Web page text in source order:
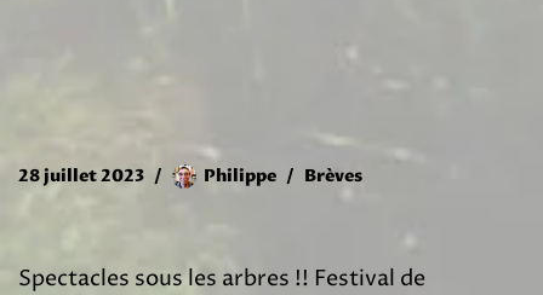
28 juillet 2023 Philippe Brèves
Spectacles sous les arbres !! Festival de